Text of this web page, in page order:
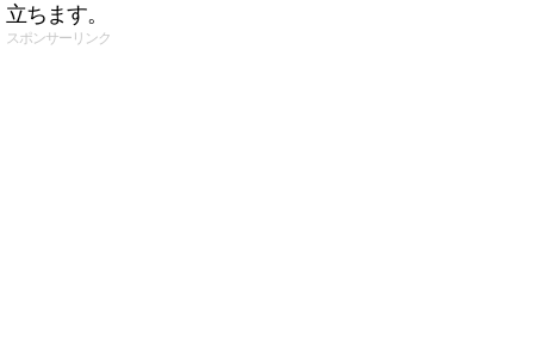
立ちます。
スポンサーリンク